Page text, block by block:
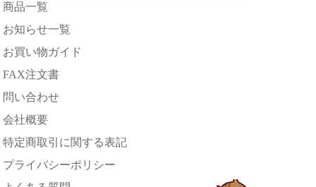
商品一覧
お知らせ一覧
お買い物ガイド
FAX注文書
問い合わせ
会社概要
特定商取引に関する表記
プライバシーポリシー